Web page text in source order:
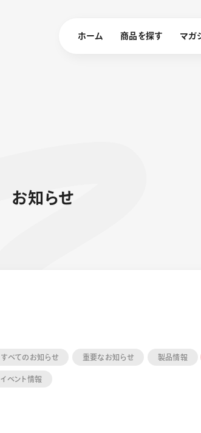
ホーム 商品を探す マガ
エナージェル
シャープペン
消し具
お知 らせ
すべてのお知らせ 重要なお知らせ 製品情報
イベント情報